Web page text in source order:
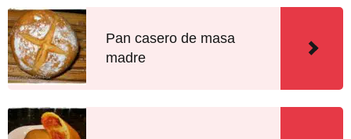
Pan casero de masa
madre